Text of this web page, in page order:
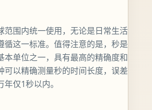
范围内统一使用，无论是日常生活
循这一标准。值得注意的是，秒是
本单位之一，具有最高的精确度和
可以精确测量秒的时间长度，误差
仅1秒以内。